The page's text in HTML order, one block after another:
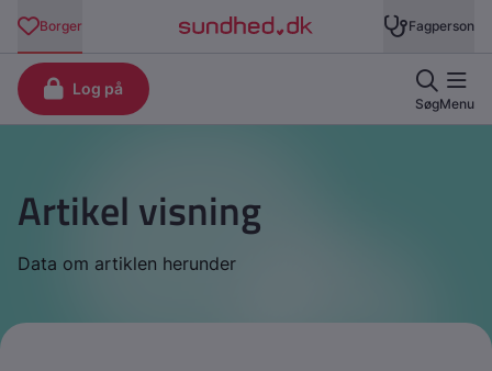
Artikel visning
Data om artiklen herunder